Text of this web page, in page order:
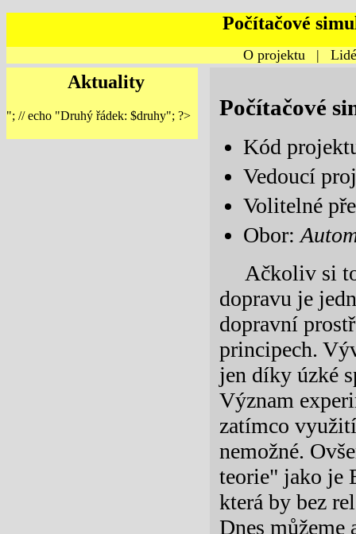
Počítačové
O projektu |
Aktuality
"; // echo "Druhý řádek: $druhy"; ?> Počítačové
Kód
Vedoucí
Volitelné
Obor:
Ačkoliv si
dopravu je
dopravní
principech.
jen díky úzké
Význam
zatímco
nemožné.
teorie" jako je
která by bez
Dnes